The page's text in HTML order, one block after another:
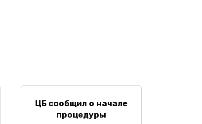
ЦБ сообщил о начале
процедуры